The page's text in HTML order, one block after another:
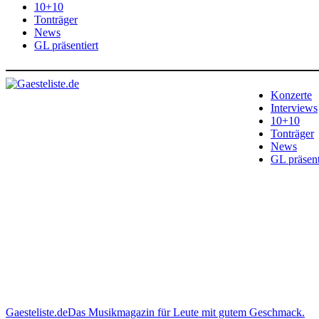
10+10
Tonträger
News
GL präsentiert
Konzerte
Interviews
10+10
Tonträger
News
GL
Gaesteliste.deDas Musikmagazin für Leute mit gutem Geschmack.